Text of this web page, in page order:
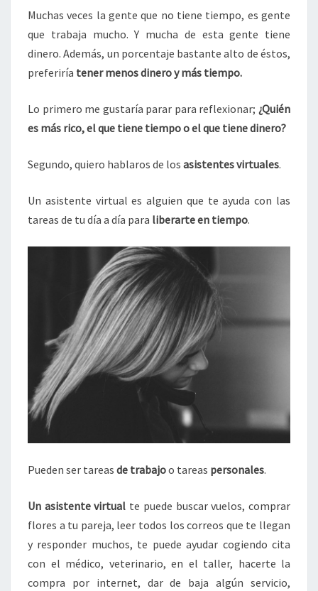
Muchas veces la gente que no tiene tiempo, es gente
que trabaja mucho. Y mucha de esta gente tiene
dinero. Además, un porcentaje bastante alto de éstos,
preferiría tener menos dinero y más tiempo.
Lo primero me gustaría parar para reflexionar; ¿Quién
es más rico, el que tiene tiempo o el que tiene dinero?
Segundo, quiero hablaros de los asistentes virtuales.
Un asistente virtual es alguien que te ayuda con las
tareas de tu día a día para liberarte en tiempo.
Pueden ser tareas de trabajoo tareas personales.
Un asistente virtual te puede buscar vuelos, comprar
flores a tu pareja, leer todos los correos que te llegan
y responder muchos, te puede ayudar cogiendo cita
con el médico, veterinario, en el taller, hacerte la
compra por internet, dar de baja algún servicio,